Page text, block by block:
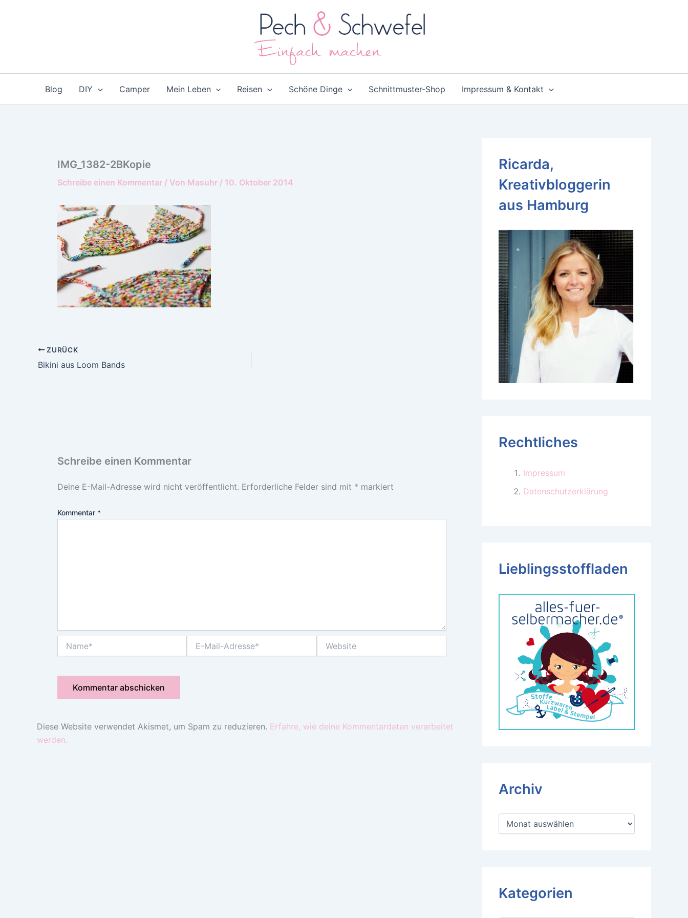
Blog DIY Camper Mein Leben Reisen Schöne Dinge Schnittmuster-Shop Impressum & Kontakt
IMG_1382-2BKopie
Schreibe einen Kommentar / Von Masuhr / 10. Oktober 2014
ZURÜCK
Bikini aus Loom Bands
Schreibe einen Kommentar
Deine E-Mail-Adresse wird nicht veröffentlicht. Erforderliche Felder sind mit * markiert
Kommentar *
Mail-
Diese Website verwendet Akismet, um Spam zu reduzieren. Erfahre, wie deine Kommentardaten verarbeitet
werden.
Ricarda,
Kreativbloggerin
aus Hamburg
Rechtliches
Impressum
Datenschutzerklärung
Lieblingsstoffladen
Archiv
A
Kategorien